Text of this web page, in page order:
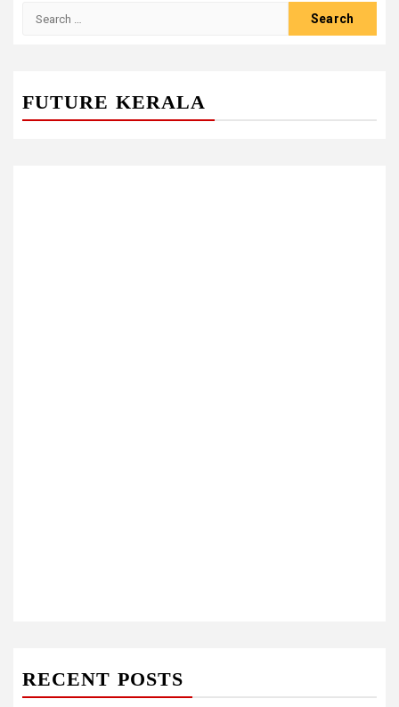
FUTURE KERALA
RECENT POSTS